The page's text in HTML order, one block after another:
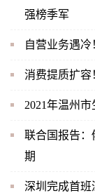
强榜季军
自营业务遇
消费提质扩容
2021年温州
联合国报告：
期
深圳完成首班